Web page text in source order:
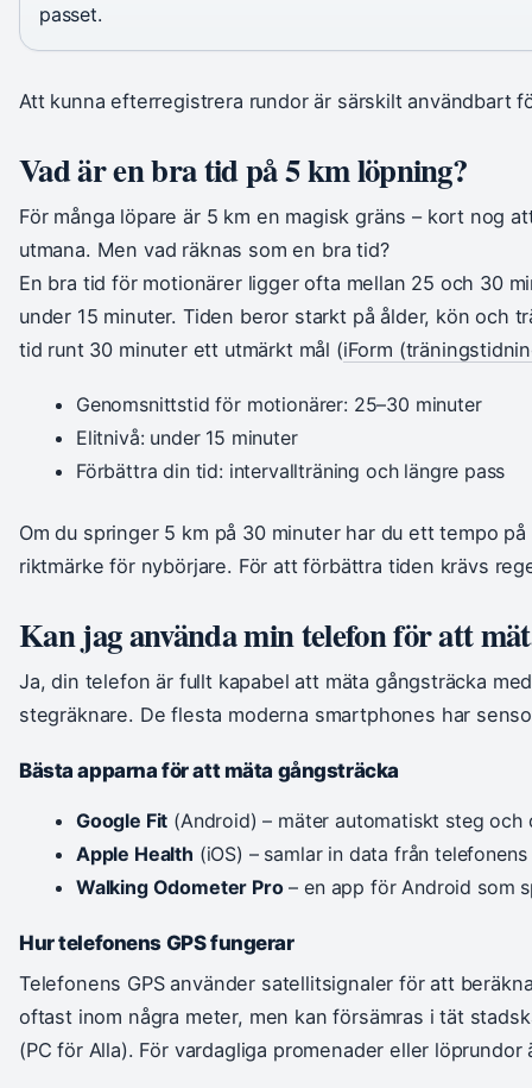
passet.
Att kunna efterregistrera rundor är särskilt användbart
Vad är en bra tid på 5 km löpning?
För många löpare är 5 km en magisk gräns – kort nog
utmana. Men vad räknas som en bra tid?
En bra tid för motionärer ligger ofta mellan 25 och 30
under 15 minuter. Tiden beror starkt på ålder, kön och
tid runt 30 minuter ett utmärkt mål (iForm
Genomsnittstid för motionärer: 25–30 minuter
Elitnivå: under 15 minuter
Förbättra din tid: intervallträning och längre pass
Om du springer 5 km på 30 minuter har du ett tempo
riktmärke för nybörjare. För att förbättra tiden krävs
Kan jag använda min telefon för att
Ja, din telefon är fullt kapabel att mäta gångsträcka
stegräknare. De flesta moderna smartphones har
Bästa apparna för att mäta gångsträcka
Google Fit (Android) – mäter automatiskt steg och
Apple Health (iOS) – samlar in data från
Walking Odometer Pro– en app för Android som
Hur telefonens GPS fungerar
Telefonens GPS använder satellitsignaler för att
oftast inom några meter, men kan försämras i tät
(PC för Alla). För vardagliga promenader eller